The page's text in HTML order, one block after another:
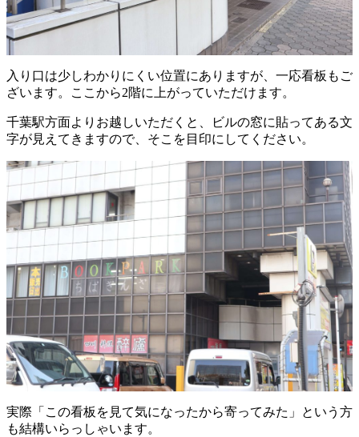
入り口は少しわかりにくい位置にありますが、一応看板もご
ざいます。ここから2階に上がっていただけます。
千葉駅方面よりお越しいただくと、ビルの窓に貼ってある文
字が見えてきますので、そこを目印にしてください。
実際「この看板を見て気になったから寄ってみた」という方
も結構いらっしゃいます。